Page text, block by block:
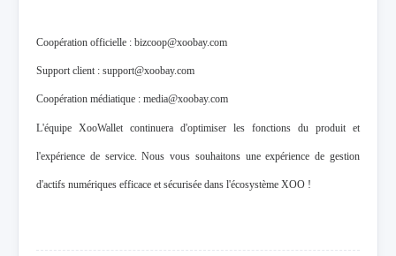
Coopération officielle : bizcoop@xoobay.com
Support client : support@xoobay.com
Coopération médiatique : media@xoobay.com
L'équipe XooWallet continuera d'optimiser les fonctions du produit et
l'expérience de service. Nous vous souhaitons une expérience de gestion
d'actifs numériques efficace et sécurisée dans l'écosystème XOO !